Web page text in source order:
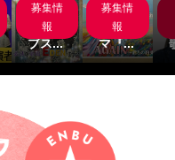
募集情
報
主演募
集‼サ
ブス...
募集情
報
サブス
クシネ
マ『...